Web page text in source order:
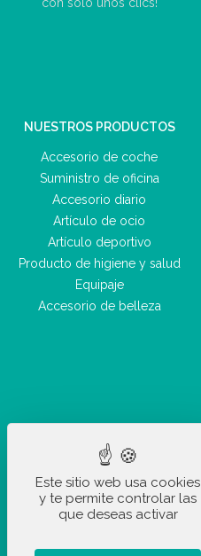
NUESTROS PRODUCTOS
Accesorio de coche
Suministro de oficina
Accesorio diario
Artículo de ocio
Artículo deportivo
Producto de higiene y salud
Equipaje
Accesorio de belleza
Este sitio web usa cookies
y te permite controlar las
que deseas activar